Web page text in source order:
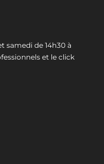
samedi de 14h30 à
et le click